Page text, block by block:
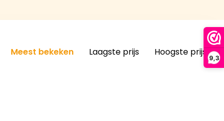
9,3
Meest bekeken Laagste prijs Hoogste prijs